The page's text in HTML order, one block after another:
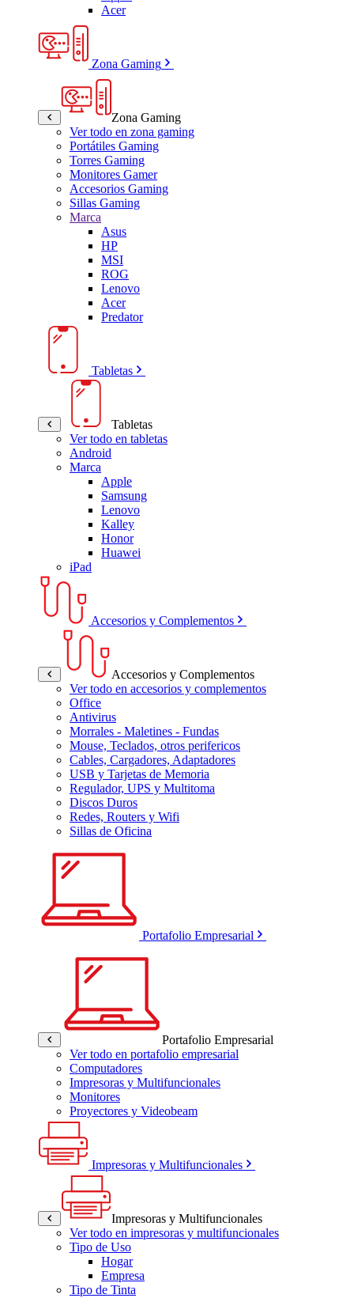
Acer
Zona Gaming
Zona Gaming
Ver todo en zona gaming
Portátiles Gaming
Torres Gaming
Monitores Gamer
Accesorios Gaming
Sillas Gaming
Marca
Asus
HP
MSI
ROG
Lenovo
Acer
Predator
Tabletas
Tabletas
Ver todo en tabletas
Android
Marca
Apple
Samsung
Lenovo
Kalley
Honor
Huawei
iPad
Accesorios y Complementos
Accesorios y Complementos
Ver todo en accesorios y complementos
Office
Antivirus
Morrales - Maletines - Fundas
Mouse, Teclados, otros perifericos
Cables, Cargadores, Adaptadores
USB y Tarjetas de Memoria
Regulador, UPS y Multitoma
Discos Duros
Redes, Routers y Wifi
Sillas de Oficina
Portafolio Empresarial
Portafolio Empresarial
Ver todo en portafolio empresarial
Computadores
Impresoras y Multifuncionales
Monitores
Proyectores y Videobeam
Impresoras y Multifuncionales
Impresoras y Multifuncionales
Ver todo en impresoras y multifuncionales
Tipo de Uso
Hogar
Empresa
Tipo de Tinta